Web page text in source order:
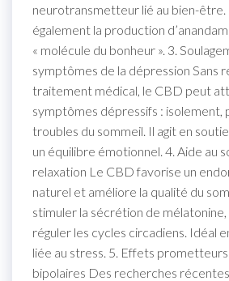
neurotransmetteur lié au bien-être.
également la production
« molécule du bonheur ». 3.
symptômes de la dépression Sans
traitement médical, le CBD peut
symptômes dépressifs : isolement,
troubles du sommeil. Il agit en
un équilibre émotionnel. 4. Aide au
relaxation Le CBD favorise un
naturel et améliore la qualité du
stimuler la sécrétion de
réguler les cycles circadiens. Idéal
liée au stress. 5. Effets
bipolaires Des recherches